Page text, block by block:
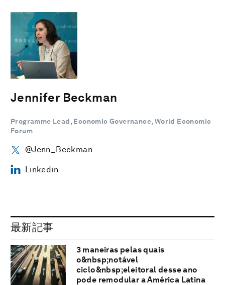
Jennifer Beckman
Programme Lead, Economic Governance, World Economic
Forum
@Jenn_Beckman
Linkedin
最新記事
3 maneiras pelas quais
o&nbsp;notável
ciclo&nbsp;eleitoral desse ano
pode remodular a América Latina